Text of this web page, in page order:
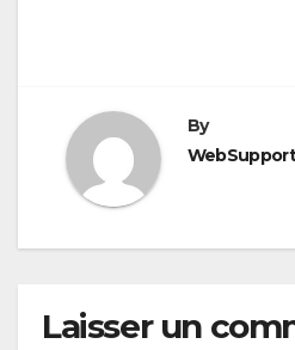
By
Laisser un